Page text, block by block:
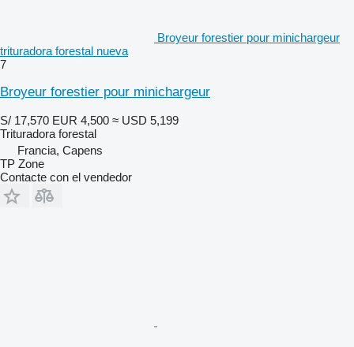
Broyeur forestier pour minichargeur
trituradora forestal nueva
7
Broyeur forestier pour minichargeur
S/ 17,570 EUR 4,500 ≈ USD 5,199
Trituradora forestal
Francia, Capens
TP Zone
Contacte con el vendedor